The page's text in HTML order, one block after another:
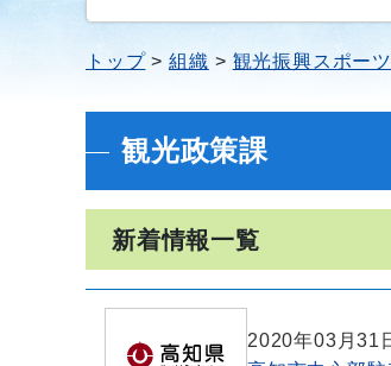
トップ 組織 観光振興スポー
観光政策課
新着情報一覧
2020年03月31